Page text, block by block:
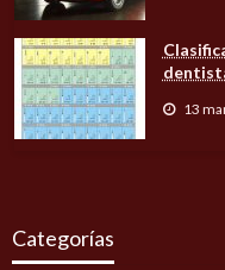
13
Categorías